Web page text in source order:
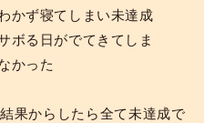
かず寝てしまい未達成
ボる日がでてきてしま
かった
果からしたら全て未達成で